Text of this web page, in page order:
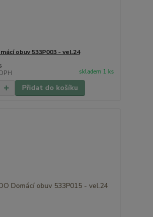
obuv 533P003 - vel.24
skladem 1 ks
Přidat do košíku